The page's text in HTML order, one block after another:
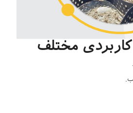
کاربردی مختلف